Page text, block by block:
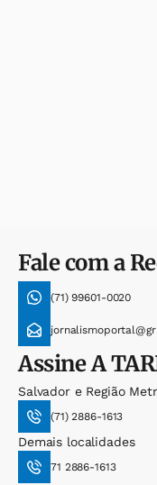
Fale com a
(71) 99601-0020
AssineA
Salvador e Região
(71) 2886-1613
Demais localidades
71 2886-1613